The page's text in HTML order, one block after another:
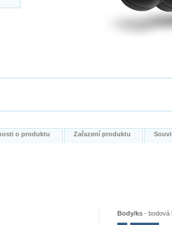
o produktu Zařazení produktu
Body/ks - bodová